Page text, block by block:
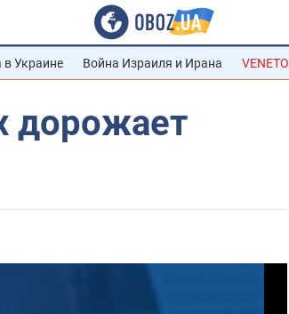
в Украине Война Израиля и Ирана VENETO
дорожает